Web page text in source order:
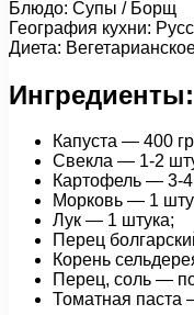
Блюдо: Супы / Борщ
География кухни:
Диета:
Ингредиенты:
Капуста — 400
Свекла — 1-2
Картофель — 3-4
Морковь — 1
Лук — 1 штука;
Перец
Корень
Перец, соль —
Томатная паста